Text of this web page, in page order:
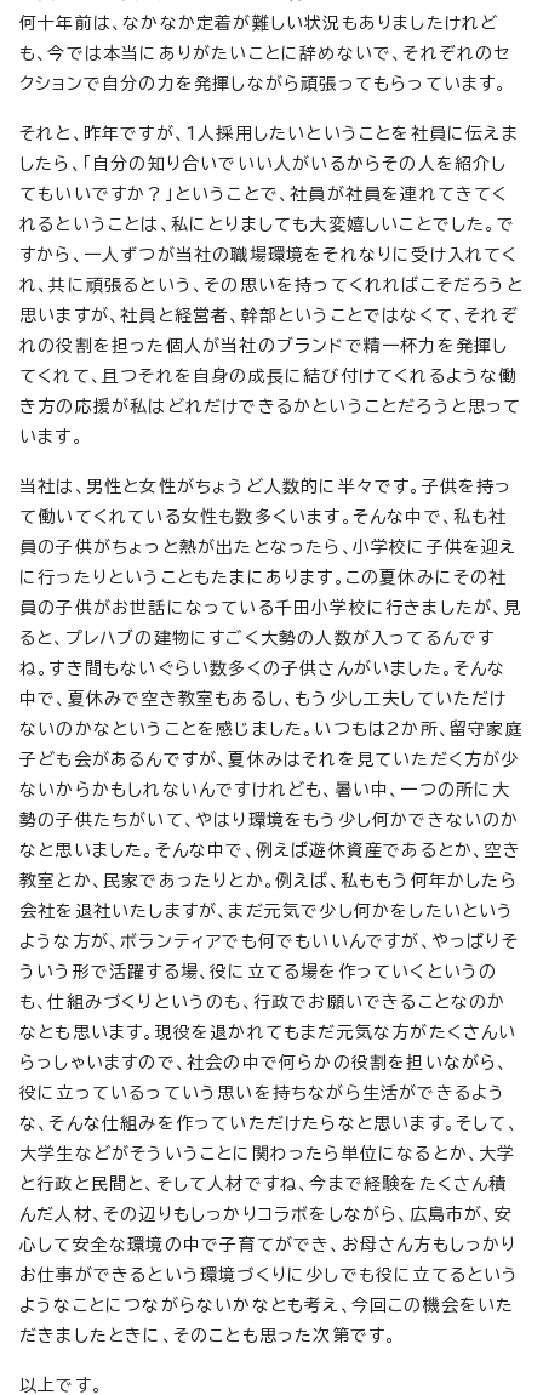
何十年前は、なかなか定着が難しい状況もありましたけれど
も、今では本当にありがたいことに辞めないで、それぞれのセ
クションで自分の力を発揮しながら頑張ってもらっています。
それと、昨年ですが、1人採用したいということを社員に伝えま
したら、「自分の知り合いでいい人がいるからその人を紹介し
てもいいですか？」ということで、社員が社員を連れてきてく
れるということは、私にとりましても大変嬉しいことでした。で
すから、一人ずつが当社の職場環境をそれなりに受け入れてく
れ、共に頑張るという、その思いを持ってくれればこそだろうと
思いますが、社員と経営者、幹部ということではなくて、それぞ
れの役割を担った個人が当社のブランドで精一杯力を発揮し
てくれて、且つそれを自身の成長に結び付けてくれるような働
き方の応援が私はどれだけできるかということだろうと思って
います。
当社は、男性と女性がちょうど人数的に半々です。子供を持っ
て働いてくれている女性も数多くいます。そんな中で、私も社
員の子供がちょっと熱が出たとなったら、小学校に子供を迎え
に行ったりということもたまにあります。この夏休みにその社
員の子供がお世話になっている千田小学校に行きましたが、見
ると、プレハブの建物にすごく大勢の人数が入ってるんです
ね。すき間もないぐらい数多くの子供さんがいました。そんな
中で、夏休みで空き教室もあるし、もう少し工夫していただけ
ないのかなということを感じました。いつもは2か所、留守家庭
子ども会があるんですが、夏休みはそれを見ていただく方が少
ないからかもしれないんですけれども、暑い中、一つの所に大
勢の子供たちがいて、やはり環境をもう少し何かできないのか
なと思いました。そんな中で、例えば遊休資産であるとか、空き
教室とか、民家であったりとか。例えば、私ももう何年かしたら
会社を退社いたしますが、まだ元気で少し何かをしたいという
ような方が、ボランティアでも何でもいいんですが、やっぱりそ
ういう形で活躍する場、役に立てる場を作っていくというの
も、仕組みづくりというのも、行政でお願いできることなのか
なとも思います。現役を退かれてもまだ元気な方がたくさんい
らっしゃいますので、社会の中で何らかの役割を担いながら、
役に立っているっていう思いを持ちながら生活ができるよう
な、そんな仕組みを作っていただけたらなと思います。そして、
大学生などがそういうことに関わったら単位になるとか、大学
と行政と民間と、そして人材ですね、今まで経験をたくさん積
んだ人材、その辺りもしっかりコラボをしながら、広島市が、安
心して安全な環境の中で子育てができ、お母さん方もしっかり
お仕事ができるという環境づくりに少しでも役に立てるという
ようなことにつながらないかなとも考え、今回この機会をいた
だきましたときに、そのことも思った次第です。
以上です。